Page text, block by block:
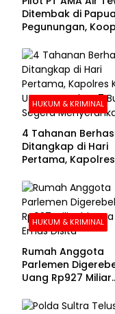
Ditembak di Papua
Pegunungan,
Evakuasi Jenazah
Korban
HUKUM & KRIMINAL
4 Tahanan
Ditangkap di Hari
Pertama, Kapolres
Buronan Segera
Menyerahkan Diri
HUKUM & KRIMINAL
Rumah Anggota
Parlemen
Uang Rp927 Miliar